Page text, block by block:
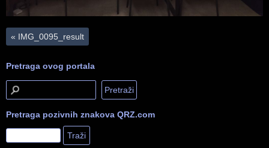
« IMG_0095_result
Pretraga ovog portala
Pretraga pozivnih znakova QRZ.com